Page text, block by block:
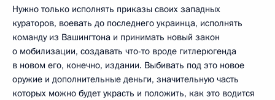
Нужно только исполнять приказы своих западных
кураторов, воевать до последнего украинца, исполнять
команду из Вашингтона и принимать новый закон
о мобилизации, создавать что-то вроде гитлерюгенда
в новом его, конечно, издании. Выбивать под это новое
оружие и дополнительные деньги, значительную часть
которых можно будет украсть и положить, как это водится